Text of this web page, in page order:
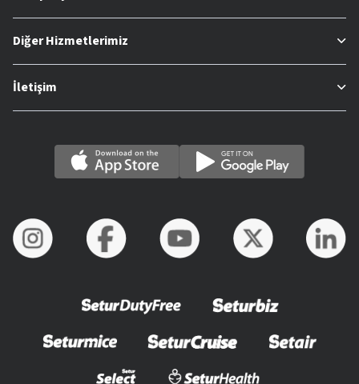
Diğer Hizmetlerimiz
İletişim